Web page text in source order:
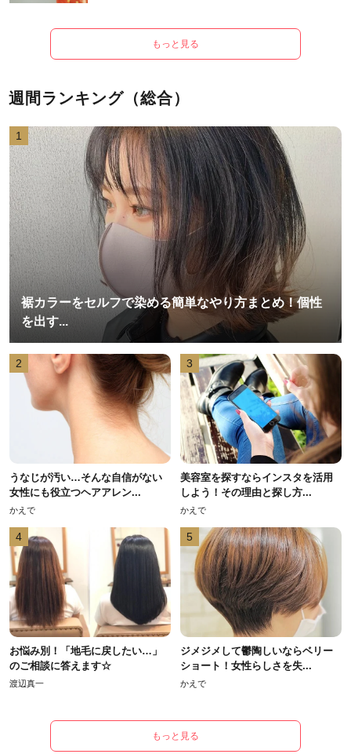
もっと見る
週間ランキング（総合）
1
裾カラーをセルフで染める簡単なやり方まとめ！個性
を出す...
2
うなじが汚い…そんな自信がない
女性にも役立つヘアアレン...
かえで
3
美容室を探すならインスタを活用
しよう！その理由と探し方...
かえで
4
お悩み別！「地毛に戻したい…」
のご相談に答えます☆
渡辺真一
5
ジメジメして鬱陶しいならベリー
ショート！女性らしさを失...
かえで
もっと見る